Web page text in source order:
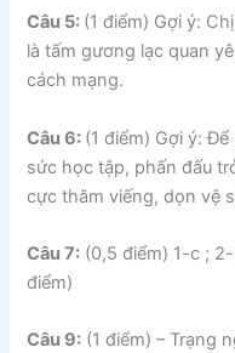
Câu 5: (1 điểm) Gợi ý:
là tấm gương lạc quan
cách mạng.
Câu 6: (1 điểm) Gợi ý:
sức học tập, phấn đấu
cực thăm viếng, dọn vệ
Câu 7: (0,5 điểm) 1-c ;
điểm)
Câu 9: (1 điểm) – Trạng